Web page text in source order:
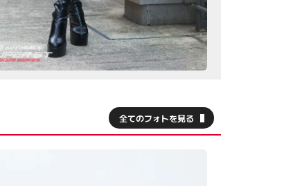
全てのフォトを見る